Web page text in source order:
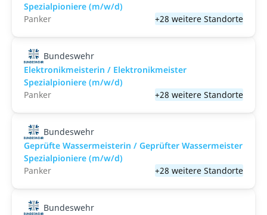
Spezialpioniere (m/w/d)
Panker
+28 weitere Standorte
Bundeswehr
Elektronikmeisterin / Elektronikmeister
Spezialpioniere (m/w/d)
Panker
+28 weitere Standorte
Bundeswehr
Geprüfte Wassermeisterin / Geprüfter Wassermeister
Spezialpioniere (m/w/d)
Panker
+28 weitere Standorte
Bundeswehr